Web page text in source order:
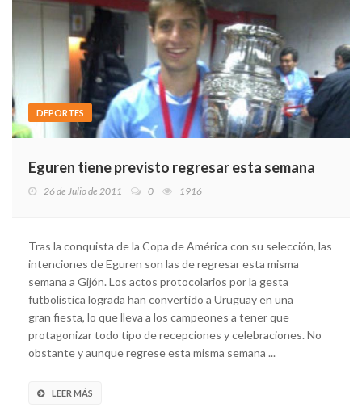
DEPORTES
Eguren tiene previsto regresar esta semana
26 de Julio de 2011 0 1916
Tras la conquista de la Copa de América con su selección, las
intenciones de Eguren son las de regresar esta misma
semana a Gijón. Los actos protocolarios por la gesta
futbolística lograda han convertido a Uruguay en una
gran fiesta, lo que lleva a los campeones a tener que
protagonizar todo tipo de recepciones y celebraciones. No
obstante y aunque regrese esta misma semana ...
LEER MÁS